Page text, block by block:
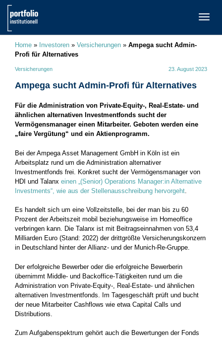
Home » Investoren » Versicherungen » Ampega sucht Admin-
Profi für Alternatives
Versicherungen 23. August 2023
Ampega sucht Admin-Profi für Alternatives
Für die Administration von Private-Equity-, Real-Estate- und
ähnlichen alternativen Investmentfonds sucht der
Vermögensmanager einen Mitarbeiter. Geboten werden eine
„faire Vergütung“ und ein Aktienprogramm.
Bei der Ampega Asset Management GmbH in Köln ist ein
Arbeitsplatz rund um die Administration alternativer
Investmentfonds frei. Konkret sucht der Vermögensmanager von
HDI und Talanx einen „(Senior) Operations Manager:in Alternative
Investments“, wie aus der Stellenausschreibung hervorgeht
Es handelt sich um eine Vollzeitstelle, bei der man bis zu 60
Prozent der Arbeitszeit mobil beziehungsweise im Homeoffice
verbringen kann. Die Talanx ist mit Beitragseinnahmen von 53,4
Milliarden Euro (Stand: 2022) der drittgrößte Versicherungskonzern
in Deutschland hinter der Allianz- und der Munich-Re-Gruppe.
Der erfolgreiche Bewerber oder die erfolgreiche Bewerberin
übernimmt Middle- und Backoffice-Tätigkeiten rund um die
Administration von Private-Equity-, Real-Estate- und ähn­lichen
alter­nativen Investment­fonds. Im Tagesgeschäft prüft und bucht
der neue Mitarbeiter Cashflows wie etwa Capital Calls und
Distributions.
Zum Aufgabenspektrum gehört auch die Bewertungen der Fonds